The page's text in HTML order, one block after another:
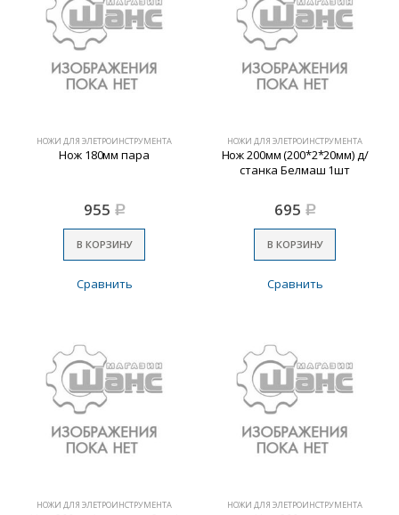
НОЖИ ДЛЯ ЭЛЕТРОИНСТРУМЕНТА
Нож 180мм пара
955 Р
В КОРЗИНУ
Сравнить
НОЖИ ДЛЯ ЭЛЕТРОИНСТРУМЕНТА
Нож 200мм (200*2*20мм) д/
станка Белмаш 1шт
695 Р
В КОРЗИНУ
Сравнить
НОЖИ ДЛЯ ЭЛЕТРОИНСТРУМЕНТА НОЖИ ДЛЯ ЭЛЕТРОИНСТРУМЕНТА